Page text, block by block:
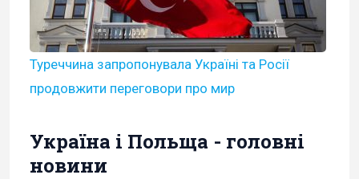
Туреччина запропонувала Україні та Росії
продовжити переговори про мир
Україна і Польща - головні
новини